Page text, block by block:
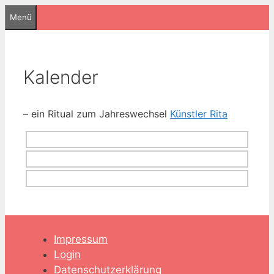
Zum
Inhalt
Menü
Kalender
– ein Ritual zum Jahreswechsel Künstler Rita
Impressum
Login
Datenschutzerklärung